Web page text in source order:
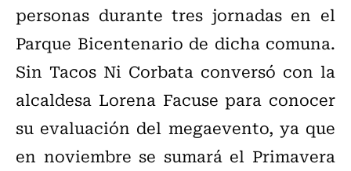
personas durante tres jornadas en el
Parque Bicentenario de dicha comuna.
Sin Tacos Ni Corbata conversó con la
alcaldesa Lorena Facuse para conocer
su evaluación del megaevento, ya que
en noviembre se sumará el Primavera